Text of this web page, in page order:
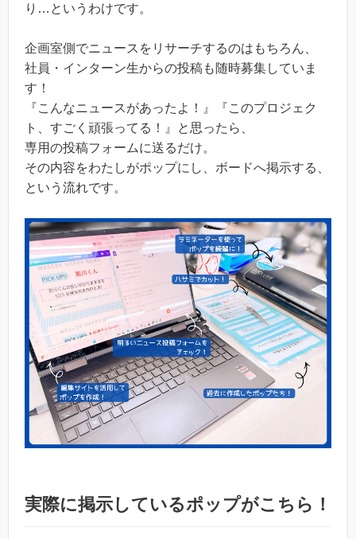
り…というわけです。
企画室側でニュースをリサーチするのはもちろん、
社員・インターン生からの投稿も随時募集していま
す！
『こんなニュースがあったよ！』『このプロジェク
ト、すごく頑張ってる！』と思ったら、
専用の投稿フォームに送るだけ。
その内容をわたしがポップにし、ボードへ掲示する、
という流れです。
実際に掲示しているポップがこちら！